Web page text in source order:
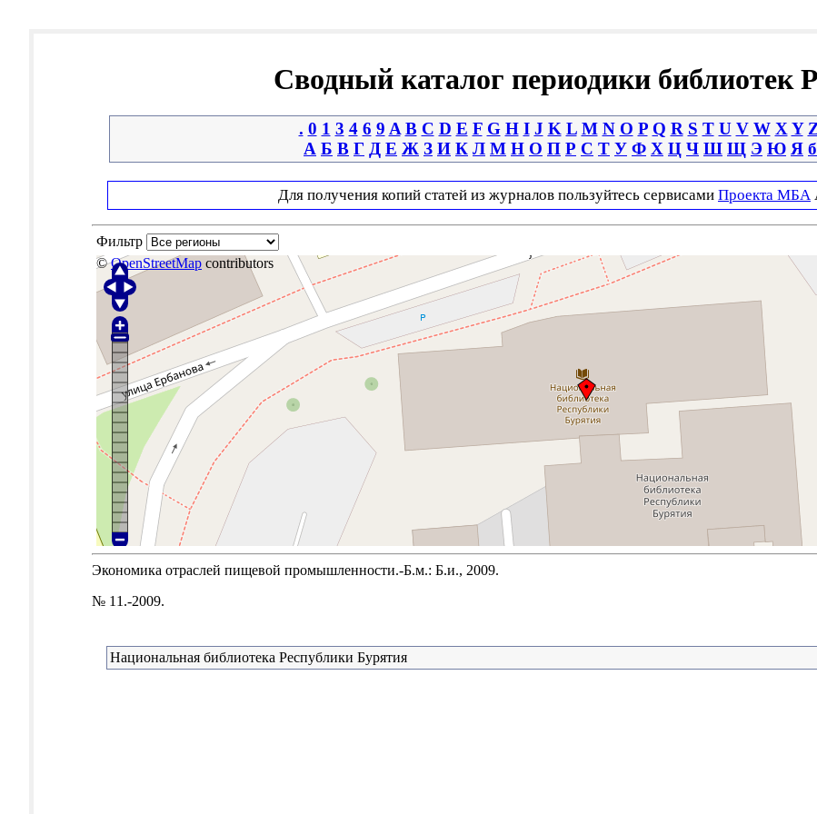
Сводный каталог периодики библиотек
. 0 1 3 4 6 9 A B C D E F G H I J K L M N O P Q R S T U V W X Y
А Б В Г Д Е Ж З И К Л М Н О П Р С Т У Ф Х Ц Ч Ш Щ Э Ю Я б
Для получения копий статей из журналов пользуйтесь сервисами Проекта МБА
Фильтр
©OpenStreetMap contributors
Экономика отраслей пищевой промышленности.-Б.м.: Б.и., 2009.
№ 11.-2009.
Национальная библиотека Республики Бурятия